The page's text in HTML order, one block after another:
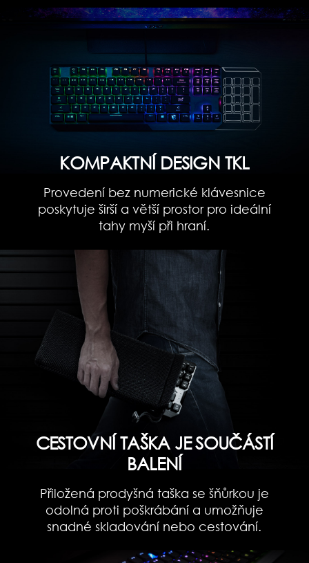
KOMPAKTNÍ DESIGN TKL
Provedení bez numerické klávesnice
poskytuje širší a větší prostor pro ideální
tahy myší při hraní.
CESTOVNÍ TAŠKA JE SOUČÁSTÍ
BALENÍ
Přiložená prodyšná taška se šňůrkou je
odolná proti poškrábání a umožňuje
snadné skladování nebo cestování.